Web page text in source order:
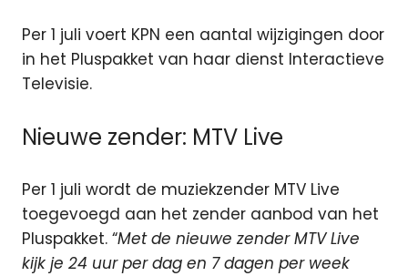
Per 1 juli voert KPN een aantal wijzigingen door
in het Pluspakket van haar dienst Interactieve
Televisie.
Nieuwe zender: MTV Live
Per 1 juli wordt de muziekzender MTV Live
toegevoegd aan het zender aanbod van het
Pluspakket. “Met de nieuwe zender MTV Live
kijk je 24 uur per dag en 7 dagen per week